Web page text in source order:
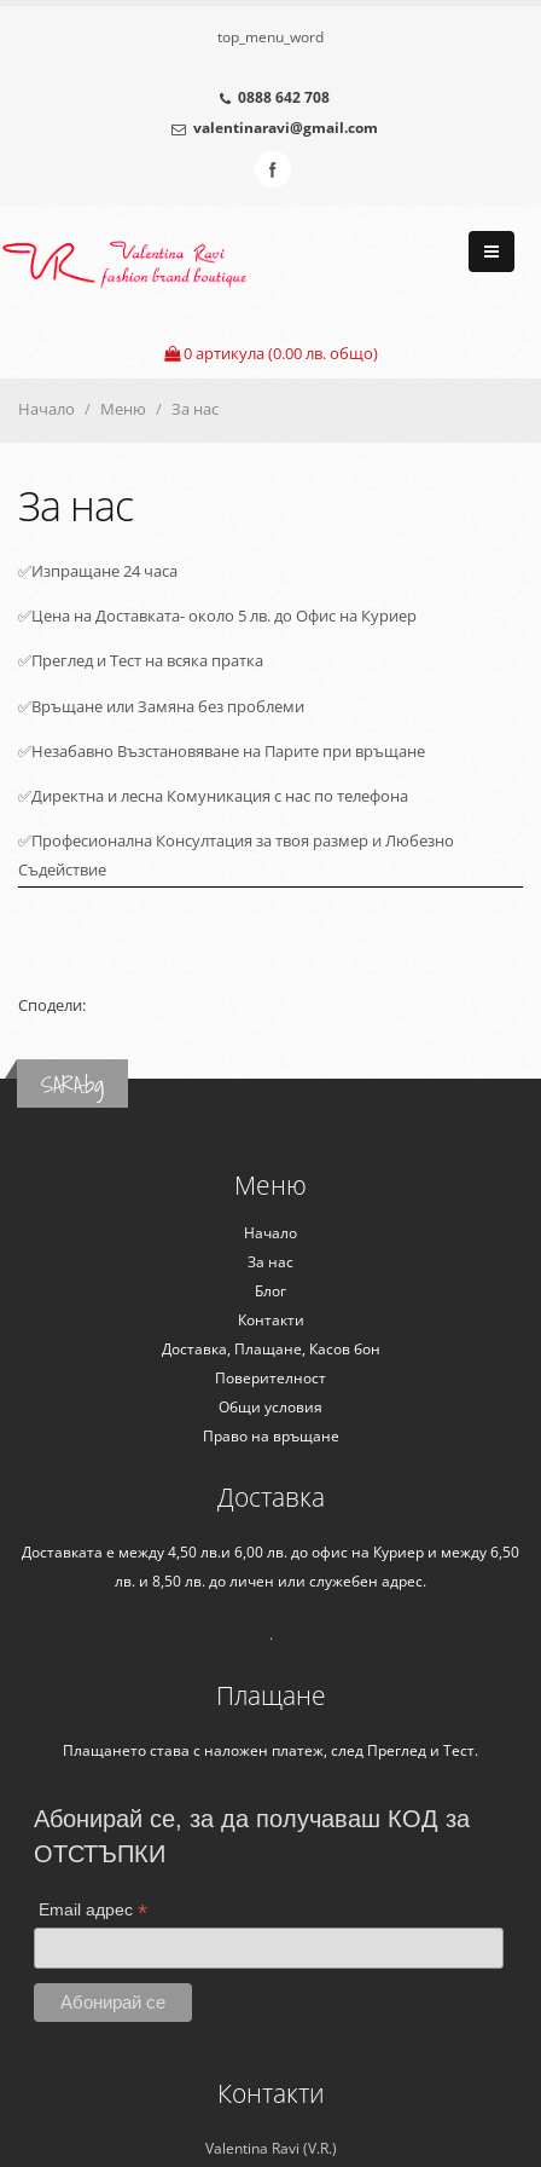
top_menu_word
0888 642 708
valentinaravi@gmail.com
0артикула (0.00 лв. общо)
Начало Меню За нас
За нас
✅Изпращане 24 часа
✅Цена на Доставката-около 5лв. до Офис на Куриер
✅Преглед и Тест на всяка пратка
✅Връщане или Замяна без проблеми
✅Незабавно Възстановяване на Парите при връщане
✅Директна и лесна Комуникация с нас по телефона
✅Професионална Консултация за твоя размер и Любезно
Съдействие
Сподели:
SARA.bg
Меню
Начало
За нас
Блог
Контакти
Доставка, Плащане, Касов бон
Поверителност
Общи условия
Право на връщане
Доставка
Доставката е между 4,50 лв.и 6,00 лв. до офис на Куриер и между 6,50
лв. и 8,50 лв. до личен или служебен адрес.
.
Плащане
Плащането става с наложен платеж, след Преглед и Тест.
Абонирай се, за да получаваш КОД за
ОТСТЪПКИ
Email адрес *
Контакти
Valentina Ravi (V.R.)